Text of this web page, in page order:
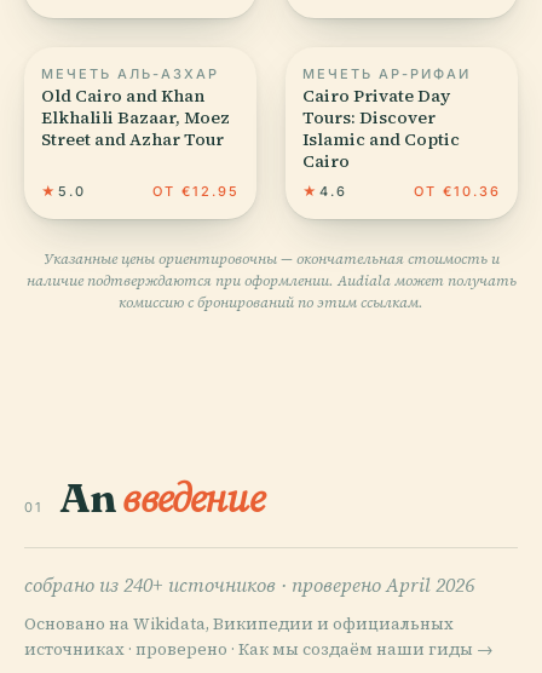
МЕЧЕТЬ АЛЬ-АЗХАР
Old Cairo and Khan
Elkhalili Bazaar, Moez
Street and Azhar Tour
★ 5.0 ОТ €12.95
МЕЧЕТЬ АР-РИФАИ
Cairo Private Day
Tours: Discover
Islamic and Coptic
Cairo
★ 4.6 ОТ €10.36
Указанные цены ориентировочны — окончательная стоимость и
наличие подтверждаются при оформлении. Audiala может получать
комиссию с бронирований по этим ссылкам.
01 Anвведение
собрано из 240+ источников · проверено April 2026
Основано на Wikidata, Википедии и официальных
источниках · проверено · Как мы создаём наши гиды →